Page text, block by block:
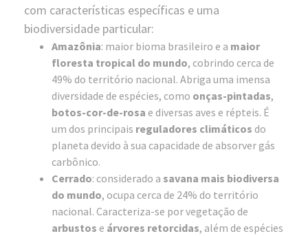
com características específicas e uma
biodiversidade particular:
Amazônia: maior bioma brasileiro e a maior
floresta tropical do mundo, cobrindo cerca de
49% do território nacional. Abriga uma imensa
diversidade de espécies, como onças-pintadas,
botos-cor-de-rosa e diversas aves e répteis. É
um dos principais reguladores climáticos do
planeta devido à sua capacidade de absorver gás
carbônico.
Cerrado: considerado a savana mais biodiversa
do mundo, ocupa cerca de 24% do território
nacional. Caracteriza-se por vegetação de
arbustos e árvores retorcidas, além de espécies